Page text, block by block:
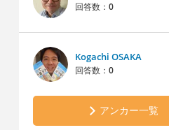
回答数： 0
Kogachi OSAKA
回答数： 0
アンカー一覧